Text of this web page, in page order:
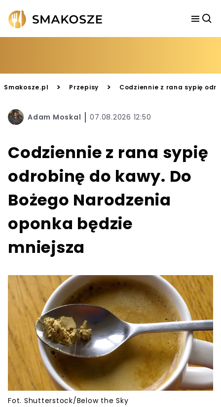
Smakosze.pl > Przepisy > Codziennie z rana sypię
Adam Moskal 07.08.2026 12:50
Codziennie z rana sypię
odrobinę do kawy. Do
Bożego Narodzenia
oponka będzie
mniejsza
Fot. Shutterstock/Below the Sky